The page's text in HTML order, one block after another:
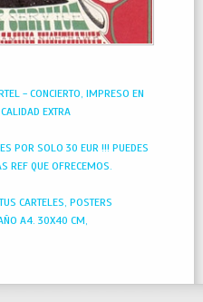
- CONCIERTO, IMPRESO EN
EXTRA
POR SOLO 30 EUR !!! PUEDES
REF QUE OFRECEMOS.
CARTELES, POSTERS
A4. 30X40 CM,